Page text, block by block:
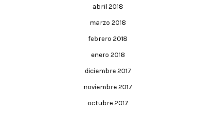
abril 2018
marzo 2018
febrero 2018
enero 2018
diciembre 2017
noviembre 2017
octubre 2017